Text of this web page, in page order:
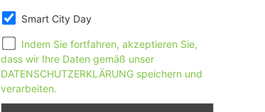
Smart City Day
Indem Sie fortfahren, akzeptieren Sie,
dass wir Ihre Daten gemäß unser
DATENSCHUTZERKLÄRUNG speichern und
verarbeiten.